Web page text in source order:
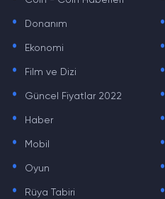
. Donanım .
. Ekonomi .
. Film ve Dizi .
. Güncel Fiyatlar 2022 .
. Haber .
. Mobil .
. Oyun .
. Rüya Tabiri .